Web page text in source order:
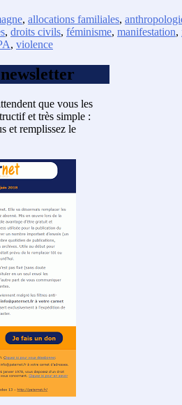
, allocations familiales,
, droits civils, féminisme, manifestation,
, violence
que vous les
et très simple :
et remplissez le